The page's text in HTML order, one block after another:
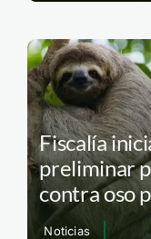
Fiscalía
preliminar
contra oso
Noticias